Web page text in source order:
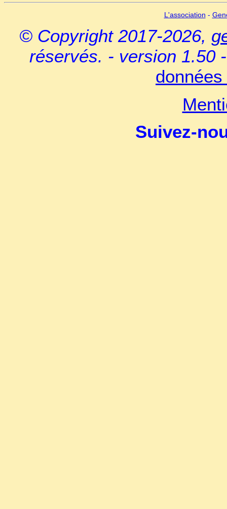
L'association -
© Copyright 2017-2026,
réservés. - version 1.50
Suivez-